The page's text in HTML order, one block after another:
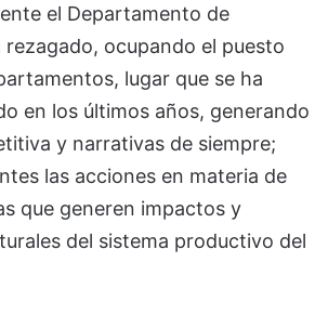
el Departamento de
rezagado, ocupando el puesto
lugar que se ha
en los últimos años, generando
y narrativas de siempre;
las acciones en materia de
que generen impactos y
del sistema productivo del